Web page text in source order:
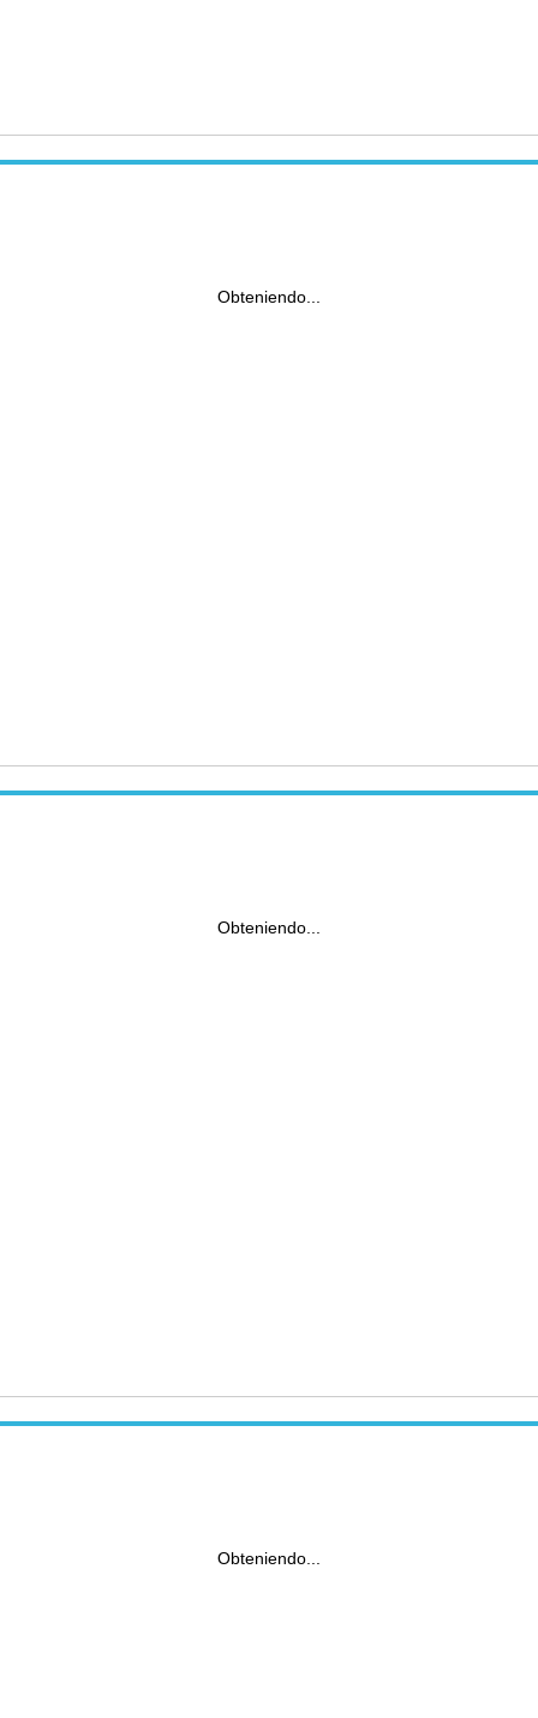
Obteniendo...
Obteniendo...
Obteniendo...